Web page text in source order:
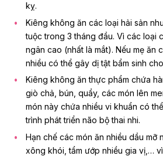
kỵ.
Kiêng không ăn các loại hải sản
tuộc trong 3 tháng đầu. Vì các loại
ngân cao (nhất là mắt). Nếu mẹ ăn
nhiều có thể gây dị tật bẩm sinh
Kiêng không ăn thực phẩm chứa
giò chả, bún, quẩy, các món lên
món này chứa nhiều vi khuẩn có
trình phát triển não bộ thai nhi.
Hạn chế các món ăn nhiều dầu mỡ
xông khói, tẩm ướp nhiều gia vị,…